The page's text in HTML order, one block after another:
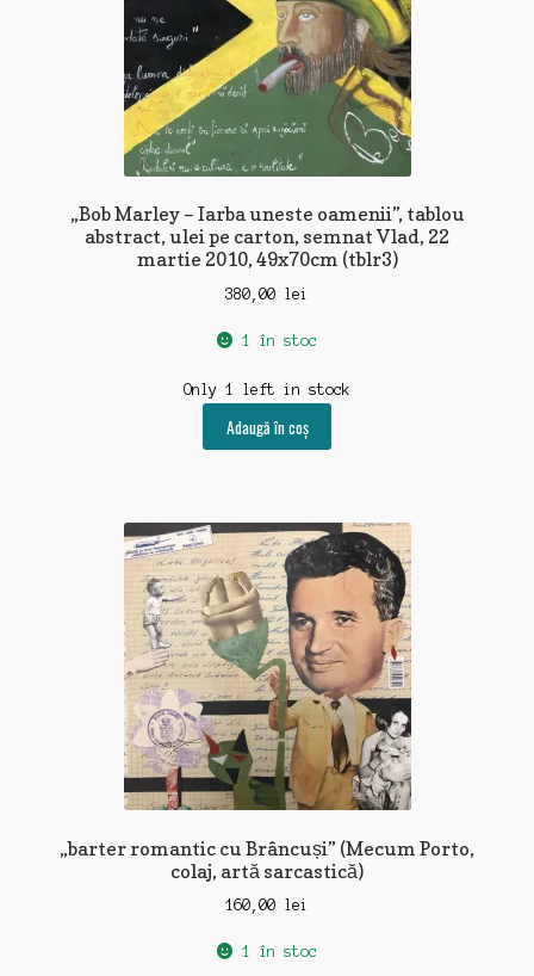
„Bob Marley – Iarba uneste oamenii”, tablou
abstract, ulei pe carton, semnat Vlad, 22
martie 2010, 49x70cm (tblr3)
380,00 lei
1 în stoc
Only 1 left in stock
Adaugă în coș
„barter romantic cu Brâncuși” (Mecum Porto,
colaj, artă sarcastică)
160,00 lei
1 în stoc